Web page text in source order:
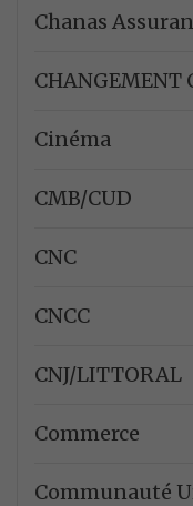
Chanas
CHANGEMENT
Cinéma
CMB/CUD
CNC
CNCC
CNJ/LITTORAL
Commerce
Communauté